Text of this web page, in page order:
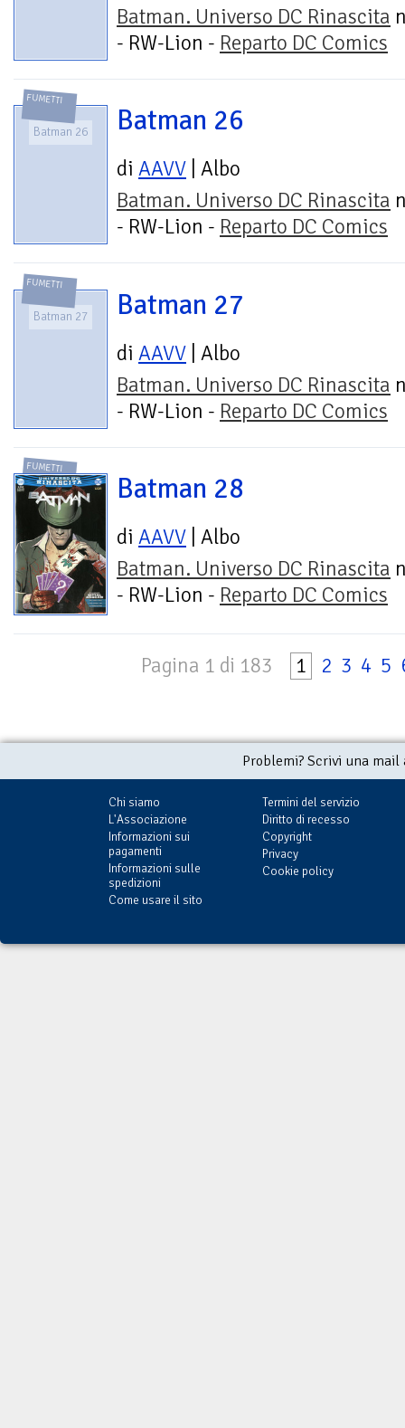
Batman. Universo DC Rinascita
- RW-Lion - Reparto DC Comics
FUMETTI
Batman 26 Batman 26
di AAVV | Albo
Batman. Universo DC Rinascita
- RW-Lion - Reparto DC Comics
FUMETTI
Batman 27 Batman 27
di AAVV | Albo
Batman. Universo DC Rinascita
- RW-Lion - Reparto DC Comics
FUMETTI
Batman 28
di AAVV | Albo
Batman. Universo DC Rinascita
- RW-Lion - Reparto DC Comics
Pagina 1 di 183 1 2 3 4 5
Problemi? Scrivi una
Chi siamo
L'Associazione
Informazioni sui
pagamenti
Informazioni sulle
spedizioni
Come usare il sito
Termini del servizio
Diritto di recesso
Copyright
Privacy
Cookie policy